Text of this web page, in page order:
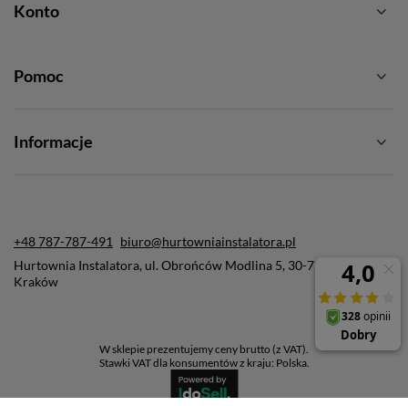
Konto
Pomoc
Informacje
+48 787-787-491
biuro@hurtowniainstalatora.pl
Hurtownia Instalatora, ul. Obrońców Modlina 5, 30-733
Kraków
W sklepie prezentujemy ceny brutto (z VAT).
Stawki VAT dla konsumentów z kraju: Polska.